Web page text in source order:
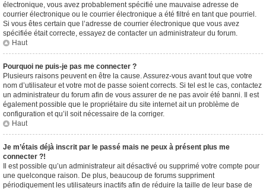
électronique, vous avez probablement spécifié une mauvaise adresse de
courrier électronique ou le courrier électronique a été filtré en tant que pourriel.
Si vous êtes certain que l’adresse de courrier électronique que vous avez
spécifiée était correcte, essayez de contacter un administrateur du forum.
Haut
Pourquoi ne puis-je pas me connecter ?
Plusieurs raisons peuvent en être la cause. Assurez-vous avant tout que votre
nom d’utilisateur et votre mot de passe soient corrects. Si tel est le cas, contactez
un administrateur du forum afin de vous assurer de ne pas avoir été banni. Il est
également possible que le propriétaire du site internet ait un problème de
configuration et qu’il soit nécessaire de la corriger.
Haut
Je m’étais déjà inscrit par le passé mais ne peux à présent plus me
connecter ?!
Il est possible qu’un administrateur ait désactivé ou supprimé votre compte pour
une quelconque raison. De plus, beaucoup de forums suppriment
périodiquement les utilisateurs inactifs afin de réduire la taille de leur base de